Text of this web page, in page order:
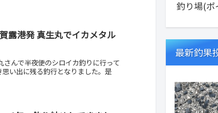
露港発 真生丸でイカメタル
んで半夜便のシロイカ釣りに行って
い出に残る釣行となりました。是
釣り場(ポ
最新釣果